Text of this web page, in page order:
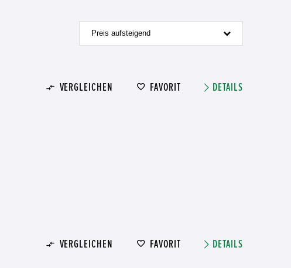
Preis aufsteigend
VERGLEICHEN FAVORIT DETAILS
VERGLEICHEN FAVORIT DETAILS